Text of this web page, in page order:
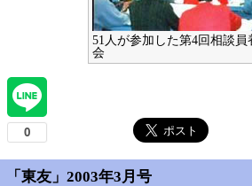
51人が参加した第4回相談員
会
「東友」2003年3月号